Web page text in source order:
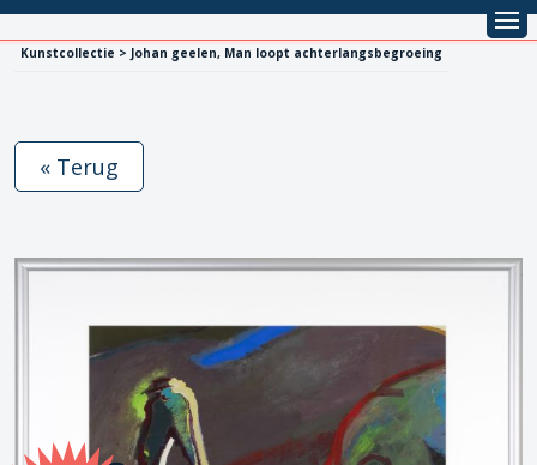
Kunstcollectie > Johan geelen, Man loopt achterlangsbegroeing
« Terug